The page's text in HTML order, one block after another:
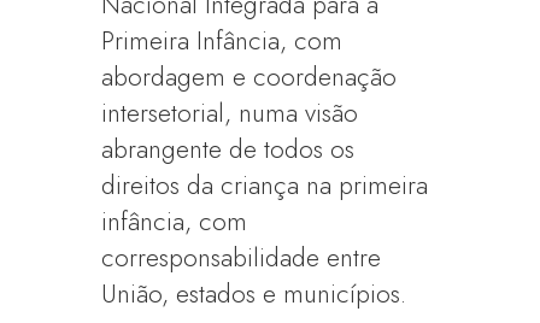
Primeira Infância, com
abordagem e coordenação
intersetorial, numa visão
abrangente de todos os
direitos da criança na primeira
infância, com
corresponsabilidade entre
União, estados e municípios.